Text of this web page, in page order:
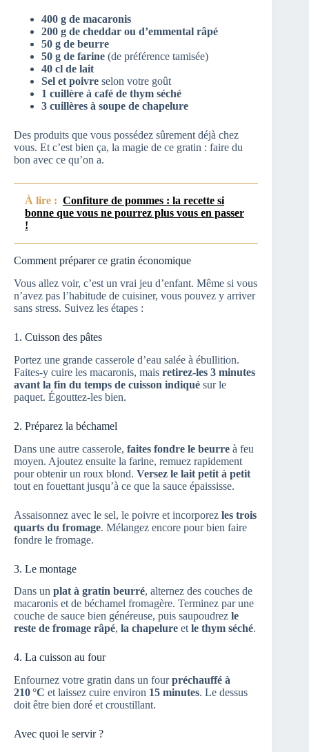
400 g de macaronis
200 g de cheddar ou d’emmental râpé
50 g de beurre
50 g de farine (de préférence tamisée)
40 cl de lait
Sel et poivre selon votre goût
1 cuillère à café de thym séché
3 cuillères à soupe de chapelure
Des produits que vous possédez sûrement déjà chez
vous. Et c’est bien ça, la magie de ce gratin : faire du
bon avec ce qu’on a.
À lire : Confiture de pommes : la recette si
bonne que vous ne pourrez plus vous en passer
!
Comment préparer ce gratin économique
Vous allez voir, c’est un vrai jeu d’enfant. Même si vous
n’avez pas l’habitude de cuisiner, vous pouvez y arriver
sans stress. Suivez les étapes :
1. Cuisson des pâtes
Portez une grande casserole d’eau salée à ébullition.
Faites-y cuire les macaronis, mais retirez-les 3 minutes
avant la fin du temps de cuisson indiqué sur le
paquet. Égouttez-les bien.
2. Préparez la béchamel
Dans une autre casserole, faites fondre le beurre à feu
moyen. Ajoutez ensuite la farine, remuez rapidement
pour obtenir un roux blond. Versez le lait petit à petit
tout en fouettant jusqu’à ce que la sauce épaississe.
Assaisonnez avec le sel, le poivre et incorporez les trois
quarts du fromage. Mélangez encore pour bien faire
fondre le fromage.
3. Le montage
Dans un plat à gratin beurré, alternez des couches de
macaronis et de béchamel fromagère. Terminez par une
couche de sauce bien généreuse, puis saupoudrez le
reste de fromage râpé, la chapelure et le thym séché.
4. La cuisson au four
Enfournez votre gratin dans un fourpréchauffé à
210 °C et laissez cuire environ 15 minutes. Le dessus
doit être bien doré et croustillant.
Avec quoi le servir ?